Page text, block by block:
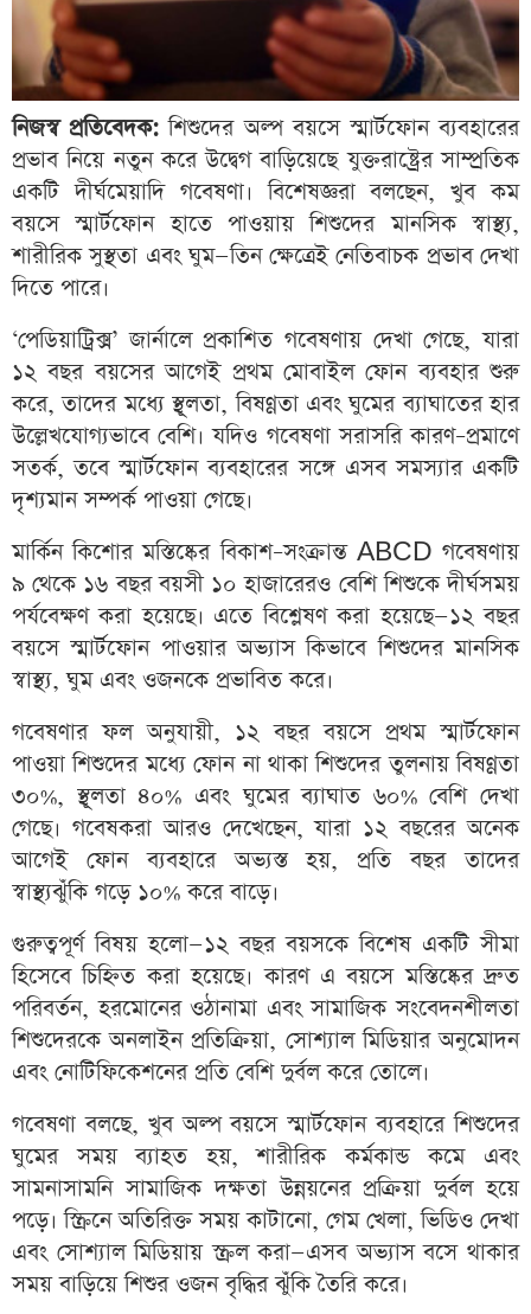
নিজস্ব প্রতিবেদক: শিশুদের অল্প বয়সে স্মার্টফোন ব্যবহারের
প্রভাব নিয়ে নতুন করে উদ্বেগ বাড়িয়েছে যুক্তরাষ্ট্রের সাম্প্রতিক
একটি দীর্ঘমেয়াদি গবেষণা। বিশেষজ্ঞরা বলছেন, খুব কম
বয়সে স্মার্টফোন হাতে পাওয়ায় শিশুদের মানসিক স্বাস্থ্য,
শারীরিক সুস্থতা এবং ঘুম—তিন ক্ষেত্রেই নেতিবাচক প্রভাব দেখা
দিতে পারে।
‘পেডিয়াট্রিক্স’ জার্নালে প্রকাশিত গবেষণায় দেখা গেছে, যারা
১২ বছর বয়সের আগেই প্রথম মোবাইল ফোন ব্যবহার শুরু
করে, তাদের মধ্যে স্থূলতা, বিষণ্ণতা এবং ঘুমের ব্যাঘাতের হার
উল্লেখযোগ্যভাবে বেশি। যদিও গবেষণা সরাসরি কারণ–প্রমাণে
সতর্ক, তবে স্মার্টফোন ব্যবহারের সঙ্গে এসব সমস্যার একটি
দৃশ্যমান সম্পর্ক পাওয়া গেছে।
মার্কিন কিশোর মস্তিষ্কের বিকাশ–সংক্রান্ত ABCD গবেষণায়
৯ থেকে ১৬ বছর বয়সী ১০ হাজারেরও বেশি শিশুকে দীর্ঘসময়
পর্যবেক্ষণ করা হয়েছে। এতে বিশ্লেষণ করা হয়েছে—১২ বছর
বয়সে স্মার্টফোন পাওয়ার অভ্যাস কিভাবে শিশুদের মানসিক
স্বাস্থ্য, ঘুম এবং ওজনকে প্রভাবিত করে।
গবেষণার ফল অনুযায়ী, ১২ বছর বয়সে প্রথম স্মার্টফোন
পাওয়া শিশুদের মধ্যে ফোন না থাকা শিশুদের তুলনায় বিষণ্ণতা
৩০%, স্থূলতা ৪০% এবং ঘুমের ব্যাঘাত ৬০% বেশি দেখা
গেছে। গবেষকরা আরও দেখেছেন, যারা ১২ বছরের অনেক
আগেই ফোন ব্যবহারে অভ্যস্ত হয়, প্রতি বছর তাদের
স্বাস্থ্যঝুঁকি গড়ে ১০% করে বাড়ে।
গুরুত্বপূর্ণ বিষয় হলো—১২ বছর বয়সকে বিশেষ একটি সীমা
হিসেবে চিহ্নিত করা হয়েছে। কারণ এ বয়সে মস্তিষ্কের দ্রুত
পরিবর্তন, হরমোনের ওঠানামা এবং সামাজিক সংবেদনশীলতা
শিশুদেরকে অনলাইন প্রতিক্রিয়া, সোশ্যাল মিডিয়ার অনুমোদন
এবং নোটিফিকেশনের প্রতি বেশি দুর্বল করে তোলে।
গবেষণা বলছে, খুব অল্প বয়সে স্মার্টফোন ব্যবহারে শিশুদের
ঘুমের সময় ব্যাহত হয়, শারীরিক কর্মকান্ড কমে এবং
সামনাসামনি সামাজিক দক্ষতা উন্নয়নের প্রক্রিয়া দুর্বল হয়ে
পড়ে। স্ক্রিনে অতিরিক্ত সময় কাটানো, গেম খেলা, ভিডিও দেখা
এবং সোশ্যাল মিডিয়ায় স্ক্রল করা—এসব অভ্যাস বসে থাকার
সময় বাড়িয়ে শিশুর ওজন বৃদ্ধির ঝুঁকি তৈরি করে।